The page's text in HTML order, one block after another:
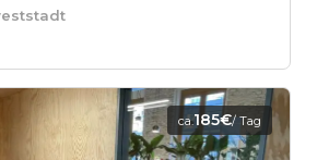
ca.185€/ Tag